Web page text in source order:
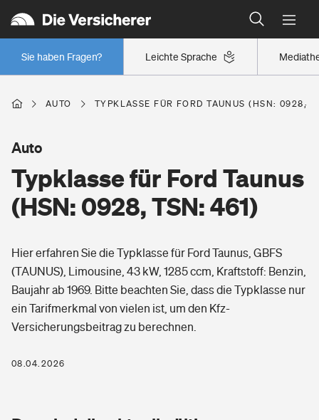
Leichte Sprache
Sie haben Fragen?
Wer versichert was: Jetzt Versicherer finden
Regionalklassen: So ist Ihre Region eingestuft
Wer versichert was: Jetzt Versicherer finden
Berufsunfähigkeitsversicherung
Erwerbsunfähigkeitsversicherung
Grundfähigkeitsversicherung
Arbeitsrechtsschutz
Berufshaftpflichtversicherung
Zur Übersicht
Wohnen
Freizeit
Pri­vate Haft­pflicht­
Gesundheit
Private Krankenversicherung
AUTO TYPKLASSE FÜR FORD TAUNUS (HSN: 0928,
Typklasse für Ford Taunus
(HSN: 0928, TSN: 461)
Auto
Hier erfahren Sie die Typklasse für Ford Taunus, GBFS
(TAUNUS), Limousine, 43 kW, 1285 ccm, Kraftstoff: Benzin,
Baujahr ab 1969. Bitte beachten Sie, dass die Typklasse nur
ein Tarifmerkmal von vielen ist, um den Kfz-
Versicherungsbeitrag zu berechnen.
08.04.2026